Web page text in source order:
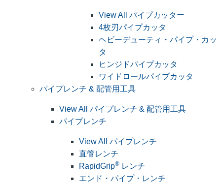
View All パイプカッター
4枚刃パイプカッタ
ヘビーデューティ・パイプ・カッ
タ
ヒンジドパイプカッタ
ワイドロールパイプカッタ
パイプレンチ & 配管用工具
View All パイプレンチ & 配管用工具
パイプレンチ
View All パイプレンチ
直管レンチ
RapidGrip® レンチ
エンド・パイプ・レンチ